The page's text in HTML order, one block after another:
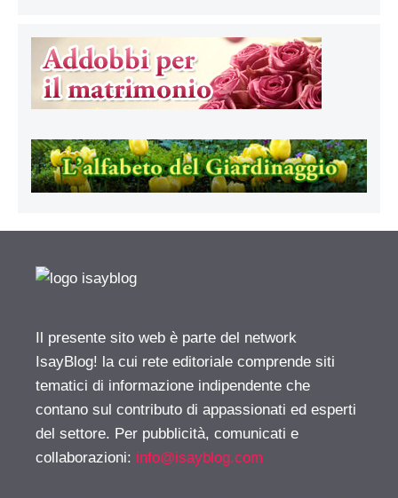
Il presente sito web è parte del network
IsayBlog! la cui rete editoriale comprende siti
tematici di informazione indipendente che
contano sul contributo di appassionati ed esperti
del settore. Per pubblicità, comunicati e
collaborazioni: info@isayblog.com